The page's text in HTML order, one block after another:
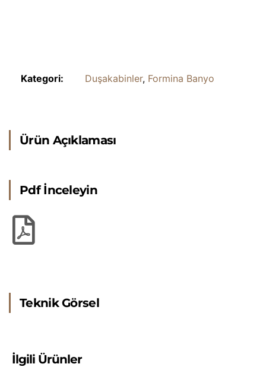
Kategori: Duşakabinler, Formina Banyo
Ürün Açıklaması
Pdf İnceleyin
Teknik Görsel
İlgili Ürünler